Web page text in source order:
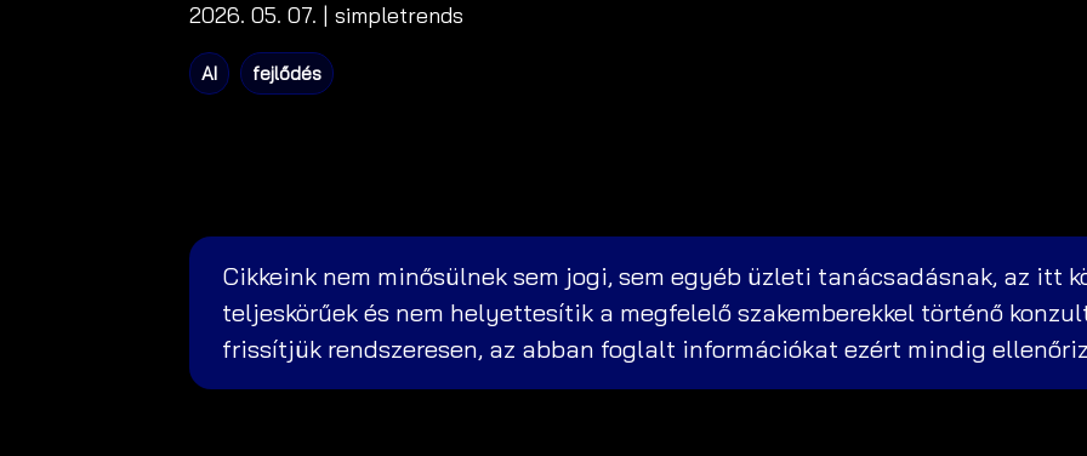
2026. 05. 07. | simpletrends
AI fejlődés
Cikkeink nem minősülnek sem jogi, sem egyéb üzleti tanácsadásnak, az itt
teljeskörűek és nem helyettesítik a megfelelő szakemberekkel történő
frissítjük rendszeresen, az abban foglalt információkat ezért mindig